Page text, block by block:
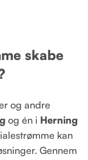
skabe
og andre
og én i Herning
kan
Gennem